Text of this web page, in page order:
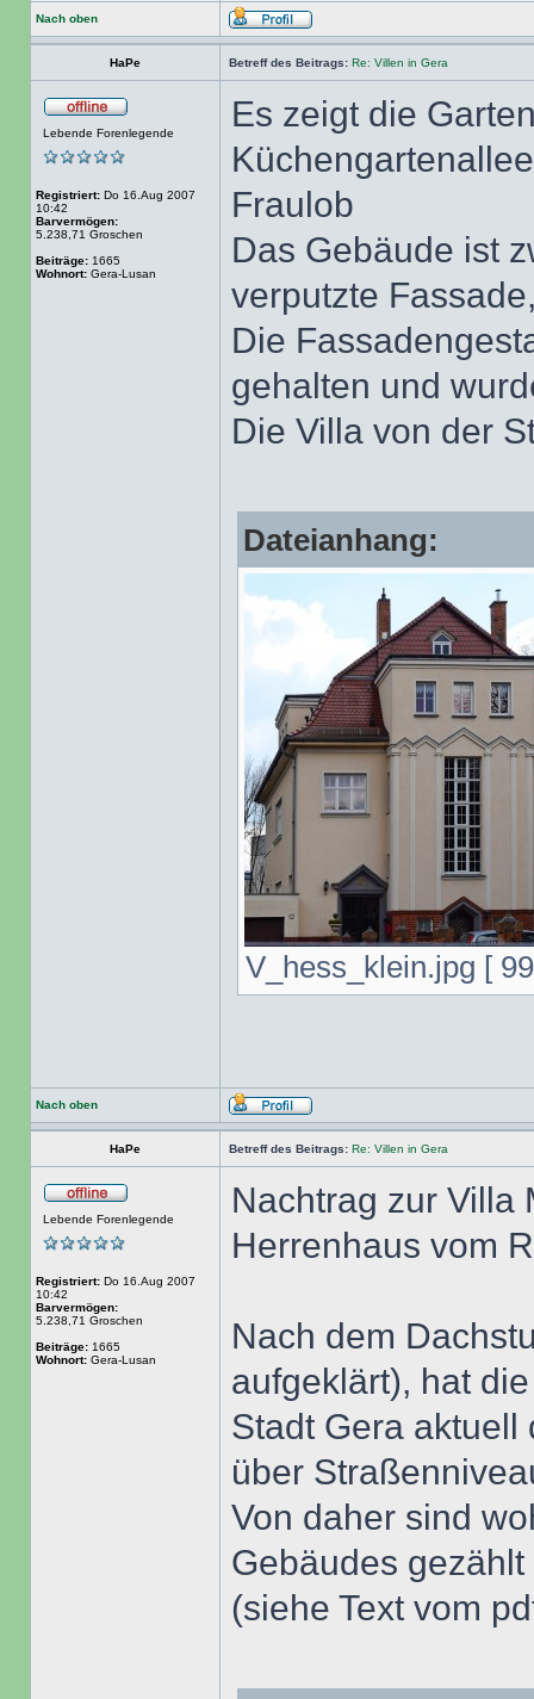
Nach oben
HaPe Betreff des Beitrags: Re: Villen in Gera
Lebende Forenlegende
Registriert: Do 16.Aug 2007
10:42
Barvermögen:
5.238,71 Groschen
Beiträge: 1665
Wohnort: Gera-Lusan
Es zeigt die
Fraulob
Das Gebäude ist
verputzte
Die
gehalten und
Die Villa von der
Dateianhang:
V_hess_klein.jpg [
Nach oben
HaPe Betreff des Beitrags: Re: Villen in Gera
Lebende Forenlegende
Registriert: Do 16.Aug 2007
10:42
Barvermögen:
5.238,71 Groschen
Beiträge: 1665
Wohnort: Gera-Lusan
Nachtrag zur Villa
Herrenhaus vom
Nach dem
aufgeklärt), hat die
Stadt Gera aktuell
über
Von daher sind
Gebäudes gezählt
(siehe Text vom